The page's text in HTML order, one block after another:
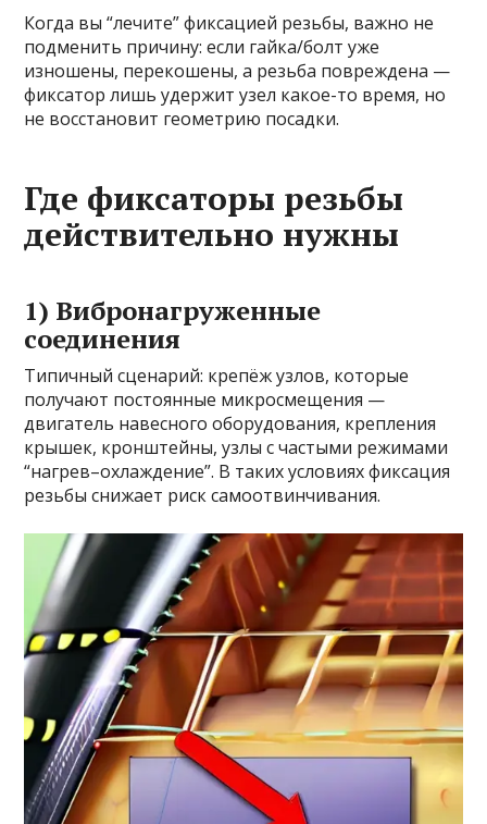
Когда вы “лечите” фиксацией резьбы, важно не
подменить причину: если гайка/болт уже
изношены, перекошены, а резьба повреждена —
фиксатор лишь удержит узел какое-то время, но
не восстановит геометрию посадки.
Где фиксаторы резьбы
действительно нужны
1) Вибронагруженные
соединения
Типичный сценарий: крепёж узлов, которые
получают постоянные микросмещения —
двигатель навесного оборудования, крепления
крышек, кронштейны, узлы с частыми режимами
“нагрев–охлаждение”. В таких условиях фиксация
резьбы снижает риск самоотвинчивания.